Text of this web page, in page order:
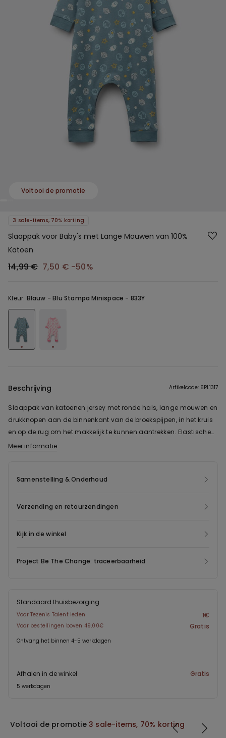
Voltooi de promotie
3 sale-items, 70% korting
Slaappak voor Baby's met Lange Mouwen van 100%
Katoen
14,99 € 7,50 € -50%
Kleur: Blauw -Blu Stampa Minispace - 833Y
Beschrijving Artikelcode: 6PL1317
Slaappak van katoenen jersey met ronde hals, lange mouwen en
drukknopen aan de binnenkant van de broekspijpen, in het kruis
en op de rug om het makkelijk te kunnen aantrekken. Elastische
manchetten onderaan van de mouwen en enkel.
Meer informatie
Samenstelling & Onderhoud
Verzending en retourzendingen
Kijk in de winkel
Project Be The Change: traceerbaarheid
Standaard thuisbezorging
Voor Tezenis Talent leden 1€
Voor bestellingen boven 49,00€ Gratis
Ontvang het binnen 4-5 werkdagen
Afhalen in de winkel Gratis
5 werkdagen
Voltooi de promotie 3 sale-items, 70% korting